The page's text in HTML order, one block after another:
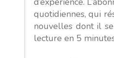
quotidiennes, qui
nouvelles dont il
lecture en 5